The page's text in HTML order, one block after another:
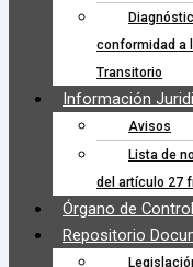
conformidad a
Transitorio
Información
Avisos
Lista de
del artículo 27
Órgano de
Repositorio